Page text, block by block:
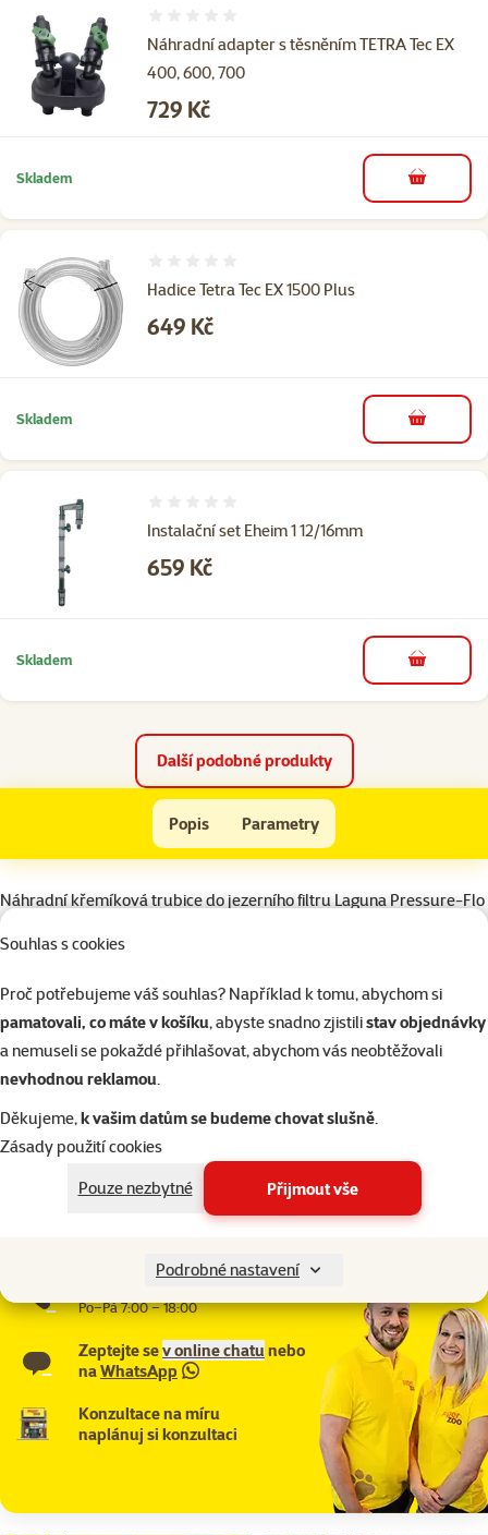
Souhlas s cookies
Proč potřebujeme váš souhlas? Například k tomu, abychom si
pamatovali, co máte v košíku, abyste snadno zjistilistav objednávky
a nemuseli se pokaždé přihlašovat, abychom vás neobtěžovali
nevhodnou reklamou.
Děkujeme,k vašim datům se budeme chovat slušně.
Zásady použití cookies
Pouze nezbytné
Přijmout vše
Podrobné nastavení
Náhradní adapter s těsněním TETRA Tec EX
400, 600, 700
Cena
729 Kč
Skladem do košíku
Hadice Tetra Tec EX 1500 Plus
Cena
649 Kč
Skladem do košíku
Instalační set Eheim 1 12/16mm
Cena
659 Kč
Skladem do košíku
Další podobné produkty
Náhradní křemíková trubice LAGUNA Pressure-Flo 8000
Popis Parametry
Na začátek stránky
superzoo.product.detail.content
Náhradní křemíková trubice do jezerního filtru Laguna Pressure-Flo
Parametry
Typ přístroje
Vnější filtr
Typ náhradního díluKřemíková trubice
Značka
EAN
015561215251
Články a poradna
Potřebujete poradit?
Po–Pá 7:00 – 18:00
Zeptejte sev online chatu nebo
naWhatsApp
Konzultace na míru
naplánuj si konzultaci